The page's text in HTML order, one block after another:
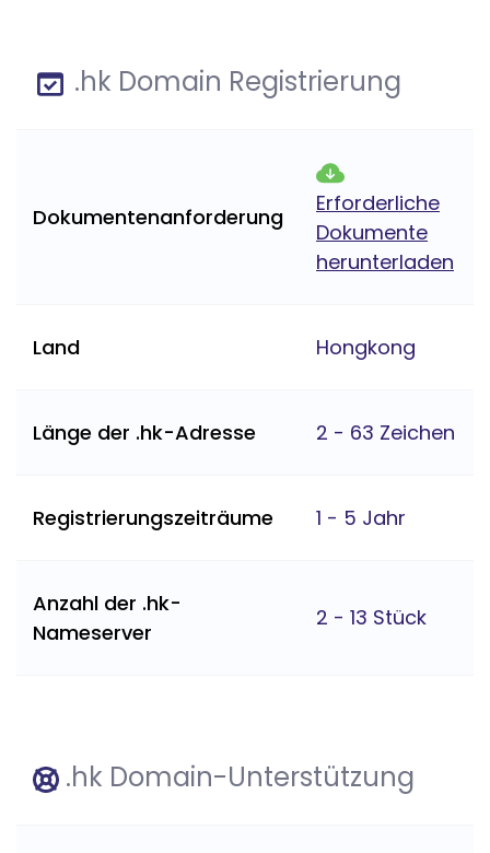
.hk Domain Registrierung
Dokumentenanforderung
Erforderliche
Dokumente
herunterladen
Land Hongkong
Länge der .hk-Adresse 2 - 63 Zeichen
Registrierungszeiträume 1 - 5 Jahr
Anzahl der .hk-
Nameserver
2 - 13 Stück
.hk Domain-Unterstützung